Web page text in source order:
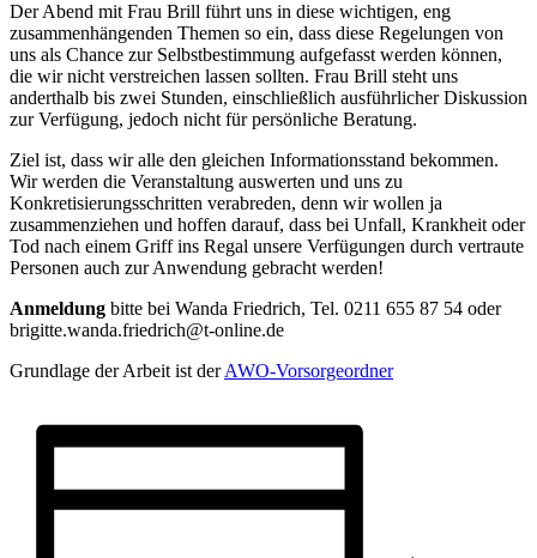
Der Abend mit Frau Brill führt uns in diese wichtigen, eng
zusammenhängenden Themen so ein, dass diese Regelungen von
uns als Chance zur Selbstbestimmung aufgefasst werden können,
die wir nicht verstreichen lassen sollten. Frau Brill steht uns
anderthalb bis zwei Stunden, einschließlich ausführlicher Diskussion
zur Verfügung, jedoch nicht für persönliche Beratung.
Ziel ist, dass wir alle den gleichen Informationsstand bekommen.
Wir werden die Veranstaltung auswerten und uns zu
Konkretisierungsschritten verabreden, denn wir wollen ja
zusammenziehen und hoffen darauf, dass bei Unfall, Krankheit oder
Tod nach einem Griff ins Regal unsere Verfügungen durch vertraute
Personen auch zur Anwendung gebracht werden!
Anmeldung bitte bei Wanda Friedrich, Tel. 0211 655 87 54 oder
brigitte.wanda.friedrich@t-online.de
Grundlage der Arbeit ist derAWO-Vorsorgeordner